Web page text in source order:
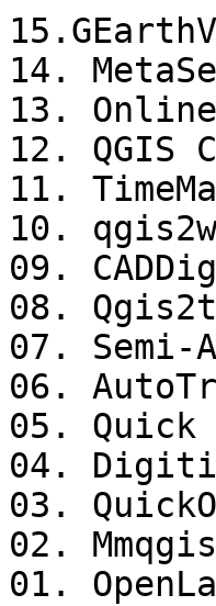
14.
13.
12. QGIS
11.
10.
09.
08.
07.
06.
05. Quick
04.
03.
02. Mmqgis
01.